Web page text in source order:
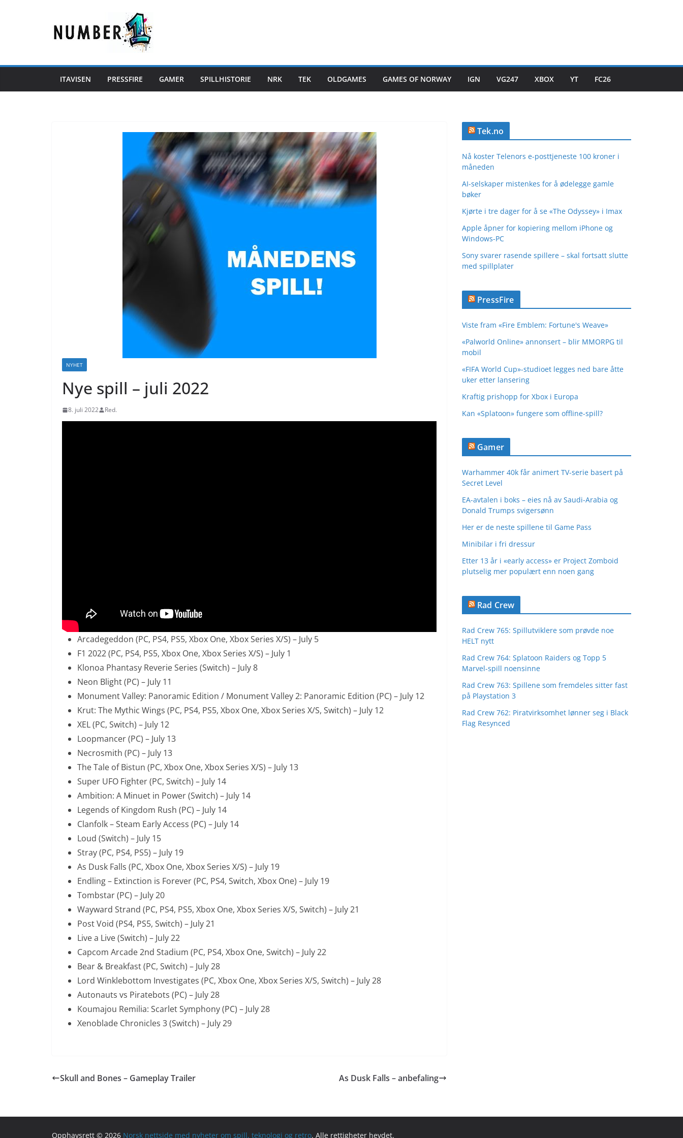
ITAVISEN PRESSFIRE GAMER SPILLHISTORIE NRK TEK OLDGAMES GAMES OF NORWAY IGN VG247 XBOX YT FC26
NYHET
Nye spill – juli 2022
8. juli 2022 Red.
Arcadegeddon (PC, PS4, PS5, Xbox One, Xbox Series X/S) – July 5
F1 2022 (PC, PS4, PS5, Xbox One, Xbox Series X/S) – July 1
Klonoa Phantasy Reverie Series (Switch) – July 8
Neon Blight (PC) – July 11
Monument Valley: Panoramic Edition / Monument Valley 2: Panoramic Edition (PC) – July 12
Krut: The Mythic Wings (PC, PS4, PS5, Xbox One, Xbox Series X/S, Switch) – July 12
XEL (PC, Switch) – July 12
Loopmancer (PC) – July 13
Necrosmith (PC) – July 13
The Tale of Bistun (PC, Xbox One, Xbox Series X/S) – July 13
Super UFO Fighter (PC, Switch) – July 14
Ambition: A Minuet in Power (Switch) – July 14
Legends of Kingdom Rush (PC) – July 14
Clanfolk – Steam Early Access (PC) – July 14
Loud (Switch) – July 15
Stray (PC, PS4, PS5) – July 19
As Dusk Falls (PC, Xbox One, Xbox Series X/S) – July 19
Endling – Extinction is Forever (PC, PS4, Switch, Xbox One) – July 19
Tombstar (PC) – July 20
Wayward Strand (PC, PS4, PS5, Xbox One, Xbox Series X/S, Switch) – July 21
Post Void (PS4, PS5, Switch) – July 21
Live a Live (Switch) – July 22
Capcom Arcade 2nd Stadium (PC, PS4, Xbox One, Switch) – July 22
Bear & Breakfast (PC, Switch) – July 28
Lord Winklebottom Investigates (PC, Xbox One, Xbox Series X/S, Switch) – July 28
Autonauts vs Piratebots (PC) – July 28
Koumajou Remilia: Scarlet Symphony (PC) – July 28
Xenoblade Chronicles 3 (Switch) – July 29
Skull and Bones – Gameplay Trailer As Dusk Falls – anbefaling
Tek.no
Nå koster Telenors e-posttjeneste 100 kroner i
måneden
AI-selskaper mistenkes for å ødelegge gamle
bøker
Kjørte i tre dager for å se «The Odyssey» i Imax
Apple åpner for kopiering mellom iPhone og
Windows-PC
Sony svarer rasende spillere – skal fortsatt slutte
med spillplater
PressFire
Viste fram «Fire Emblem: Fortune's Weave»
«Palworld Online» annonsert – blir MMORPG til
mobil
«FIFA World Cup»-studioet legges ned bare åtte
uker etter lansering
Kraftig prishopp for Xbox i Europa
Kan «Splatoon» fungere som offline-spill?
Gamer
Warhammer 40k får animert TV-serie basert på
Secret Level
EA-avtalen i boks – eies nå av Saudi-Arabia og
Donald Trumps svigersønn
Her er de neste spillene til Game Pass
Minibilar i fri dressur
Etter 13 år i «early access» er Project Zomboid
plutselig mer populært enn noen gang
Rad Crew
Rad Crew 765: Spillutviklere som prøvde noe
HELT nytt
Rad Crew 764: Splatoon Raiders og Topp 5
Marvel-spill noensinne
Rad Crew 763: Spillene som fremdeles sitter fast
på Playstation 3
Rad Crew 762: Piratvirksomhet lønner seg i Black
Flag Resynced
Opphavsrett © 2026 Norsk nettside med nyheter om spill, teknologi og retro. Alle rettigheter hevdet.